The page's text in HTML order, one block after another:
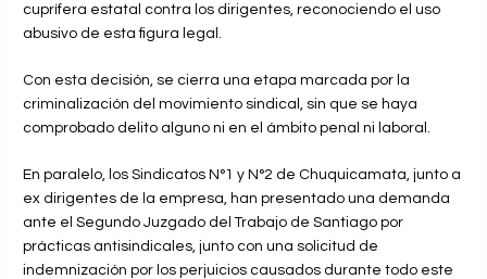
cuprífera estatal contra los dirigentes, reconociendo el uso
abusivo de esta figura legal.
Con esta decisión, se cierra una etapa marcada por la
criminalización del movimiento sindical, sin que se haya
comprobado delito alguno ni en el ámbito penal ni laboral.
En paralelo, los Sindicatos N°1 y N°2 de Chuquicamata, junto a
ex dirigentes de la empresa, han presentado una demanda
ante el Segundo Juzgado del Trabajo de Santiago por
prácticas antisindicales, junto con una solicitud de
indemnización por los perjuicios causados durante todo este